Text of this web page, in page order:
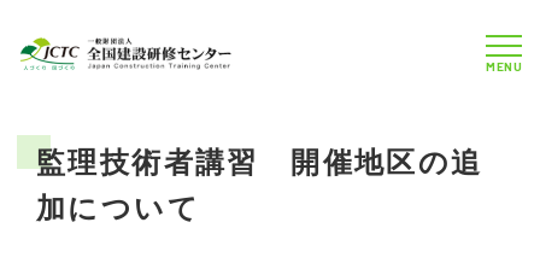
MENU
監理技術者講習 開催地区の追
加について